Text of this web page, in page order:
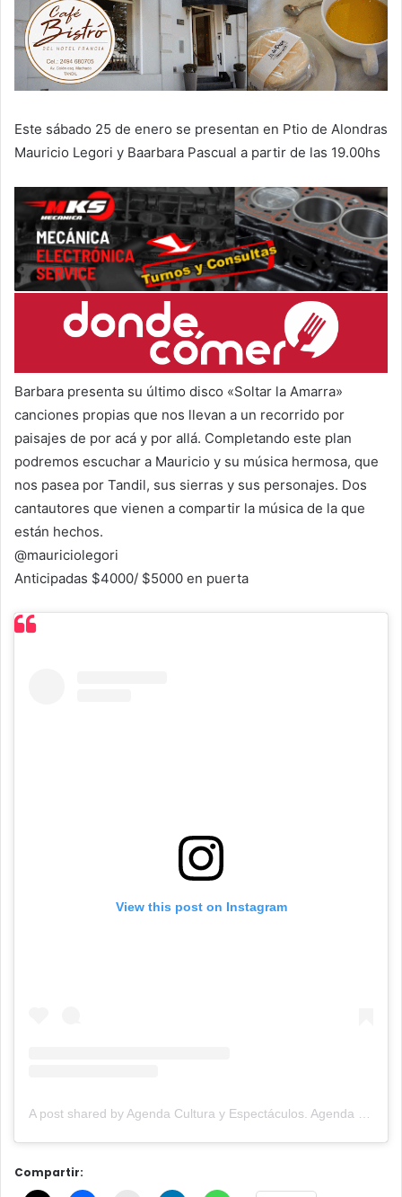
Este sábado 25 de enero se presentan en Ptio de Alondras
Mauricio Legori y Baarbara Pascual a partir de las 19.00hs
Barbara presenta su último disco «Soltar la Amarra»
canciones propias que nos llevan a un recorrido por
paisajes de por acá y por allá. Completando este plan
podremos escuchar a Mauricio y su música hermosa, que
nos pasea por Tandil, sus sierras y sus personajes. Dos
cantautores que vienen a compartir la música de la que
están hechos.
@mauriciolegori
Anticipadas $4000/ $5000 en puerta
View this post on Instagram
Compartir: